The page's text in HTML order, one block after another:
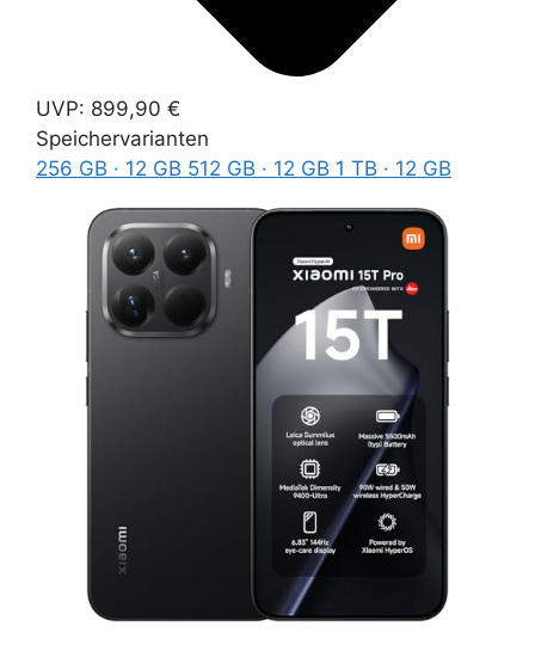
UVP: 899,90 €
Speichervarianten
256 GB · 12 GB 512 GB · 12 GB 1 TB · 12 GB